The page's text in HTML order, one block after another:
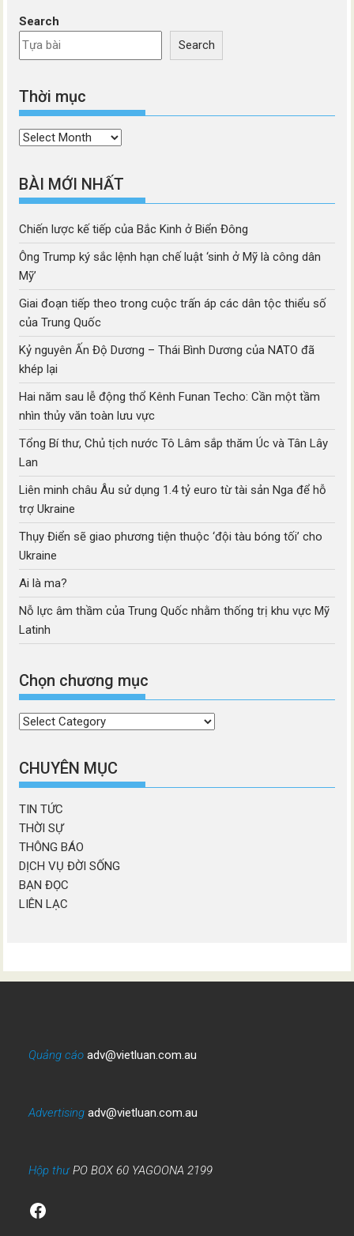
Search
Search
Thời mục
Thời
BÀI MỚI NHẤT
Chiến lược kế tiếp của Bắc Kinh ở Biển Đông
Ông Trump ký sắc lệnh hạn chế luật ‘sinh ở Mỹ là công dân
Mỹ’
Giai đoạn tiếp theo trong cuộc trấn áp các dân tộc thiểu số
của Trung Quốc
Kỷ nguyên Ấn Độ Dương – Thái Bình Dương của NATO đã
khép lại
Hai năm sau lễ động thổ Kênh Funan Techo: Cần một tầm
nhìn thủy văn toàn lưu vực
Tổng Bí thư, Chủ tịch nước Tô Lâm sắp thăm Úc và Tân Lây
Lan
Liên minh châu Âu sử dụng 1.4 tỷ euro từ tài sản Nga để hỗ
trợ Ukraine
Thụy Điển sẽ giao phương tiện thuộc ‘đội tàu bóng tối’ cho
Ukraine
Ai là ma?
Nỗ lực âm thầm của Trung Quốc nhằm thống trị khu vực Mỹ
Latinh
Chọn chương mục
Chọn
mục
CHUYÊN MỤC
TIN TỨC
THỜI SỰ
THÔNG BÁO
DỊCH VỤ ĐỜI SỐNG
BẠN ĐỌC
LIÊN LẠC
Quảng cáo adv@vietluan.com.au
Advertising adv@vietluan.com.au
Hộp thưPO BOX 60 YAGOONA 2199
Facebook